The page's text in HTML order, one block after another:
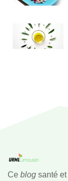
Ce blog santé et